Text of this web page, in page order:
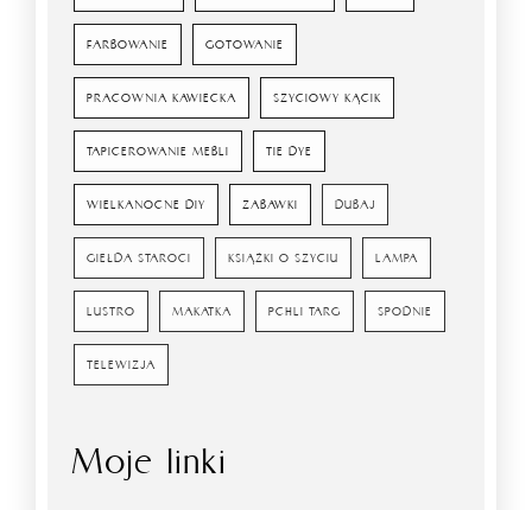
FARBOWANIE GOTOWANIE
PRACOWNIA KAWIECKA SZYCIOWY KĄCIK
TAPICEROWANIE MEBLI TIE DYE
WIELKANOCNE DIY ZABAWKI DUBAJ
GIEŁDA STAROCI KSIĄŻKI O SZYCIU LAMPA
LUSTRO MAKATKA PCHLI TARG SPODNIE
TELEWIZJA
Moje linki